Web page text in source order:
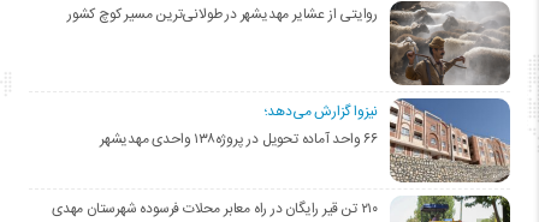
روایتی از عشایر مهدیشهر در طولانی‌ترین مسیر کوچ کشور
نیزوا گزارش می‌دهد؛
۶۶ واحد آماده تحویل در پروژه۱۳۸ واحدی مهدیشهر
۲۱۰ تن قیر رایگان در راه معابر محلات فرسوده شهرستان مهدی